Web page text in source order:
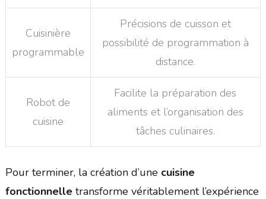
Cuisinière
programmable
Précisions de cuisson et
possibilité de programmation à
distance.
Robot de
cuisine
Facilite la préparation des
aliments et l’organisation des
tâches culinaires.
Pour terminer, la création d’une cuisine
fonctionnelletransforme véritablement l’expérience